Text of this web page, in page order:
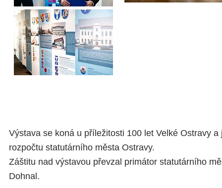
Výstava se koná u příležitosti 100 let Velké Ostravy
rozpočtu statutárního města Ostravy.
Záštitu nad výstavou převzal primátor statutárního
Dohnal.